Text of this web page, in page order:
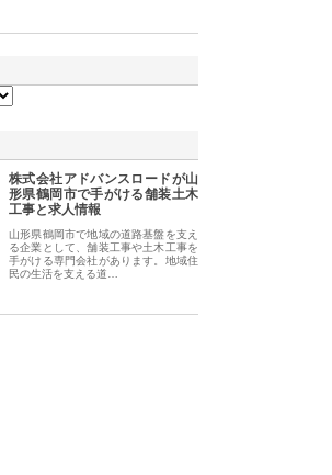
株式会社アドバンスロードが山
形県鶴岡市で手がける舗装土木
工事と求人情報
山形県鶴岡市で地域の道路基盤を支え
る企業として、舗装工事や土木工事を
手がける専門会社があります。地域住
民の生活を支える道…